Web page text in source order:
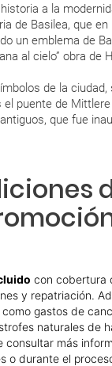
a la
de Basilea, que
un emblema de
al cielo” obra de
de la ciudad,
puente de
que fue
uno de los
de
disponibles
de
de viaje mi
de
con cobertura
y repatriación.
gastos de
naturales de
consultar más
o durante el